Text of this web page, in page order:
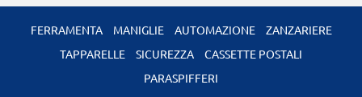
FERRAMENTA MANIGLIE AUTOMAZIONE
ZANZARIERE
TAPPARELLE
SICUREZZA
CASSETTE POSTALI
PARASPIFFERI